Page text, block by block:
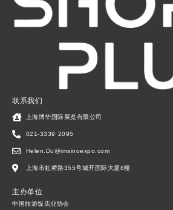
联系我们
上海博华国际展览有限公司
021-3339 2095
Helen.Du@imsinoexpo.com
上海市虹桥路355号城开国际大厦8楼
主办单位
中国旅游饭店业协会